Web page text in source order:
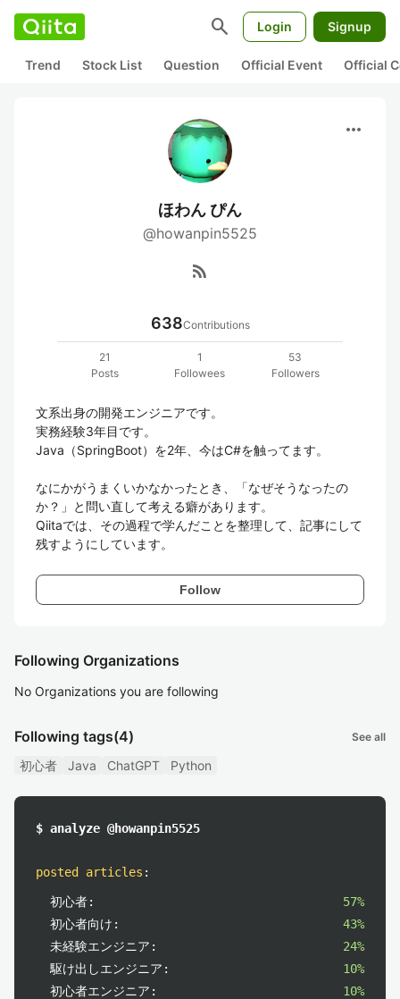
search Login Signup
Trend Stock List Question Official Event Official
more_horiz
ほわん ぴん
@howanpin5525
rss_feed
638Contributions
21
Posts
1
Followees
53
Followers
文系出身の開発エンジニアです。
実務経験3年目です。
Java（SpringBoot）を2年、今はC#を触ってます。
なにかがうまくいかなかったとき、「なぜそうなったの
か？」と問い直して考える癖があります。
Qiitaでは、その過程で学んだことを整理して、記事にして
残すようにしています。
Follow
Following Organizations
No Organizations you are following
Following tags(4) See all
初心者 Java ChatGPT Python
$ analyze @howanpin5525
posted articles :
初心者:
57%
初心者向け:
43%
未経験エンジニア:
24%
駆け出しエンジニア:
10%
初心者エンジニア:
10%